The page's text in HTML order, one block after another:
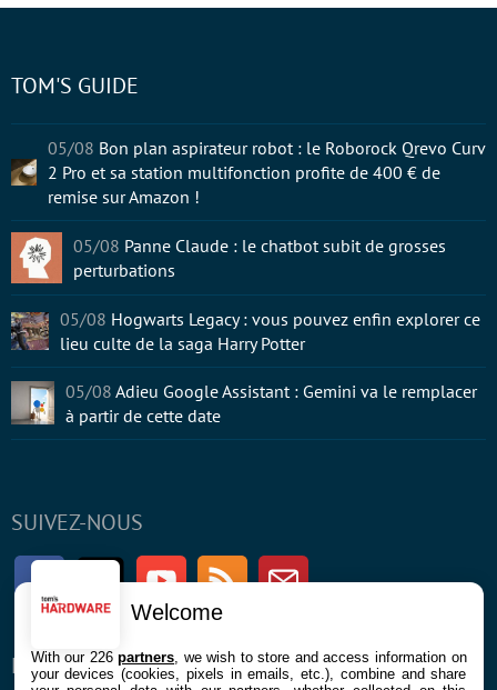
SUIVEZ-NOUS
FacebookTwitter Youtube RSS Newsletter
ENTREPRISE À PROPOS
TOM'S GUIDE
05/08 Bon plan aspirateur robot : le Roborock Qrevo Curv
2 Pro et sa station multifonction profite de 400 € de
remise sur Amazon !
05/08 Panne Claude : le chatbot subit de grosses
perturbations
05/08 Hogwarts Legacy : vous pouvez enfin explorer ce
lieu culte de la saga Harry Potter
05/08 Adieu Google Assistant : Gemini va le remplacer
à partir de cette date
Welcome
With our 226partners , we wish to store and access information on
your devices (cookies, pixels in emails, etc.), combine and share